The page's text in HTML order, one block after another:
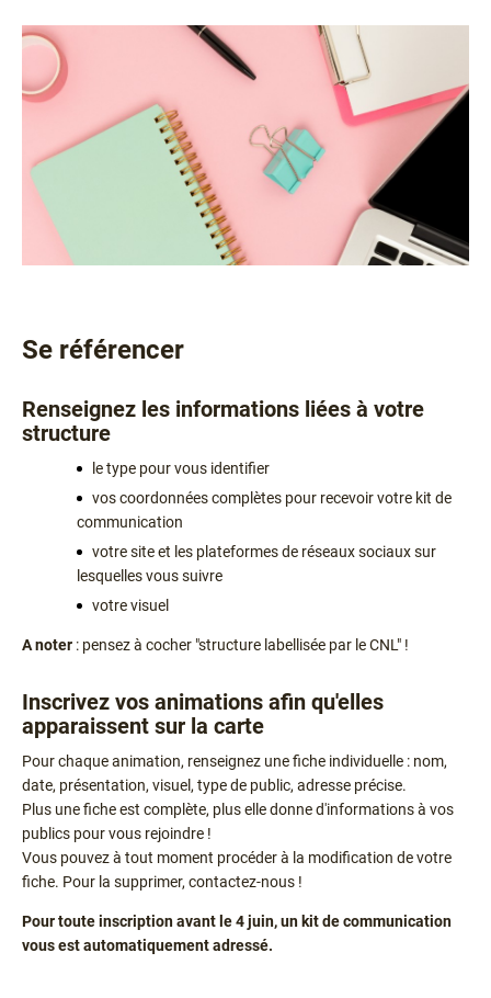
Texte
Se référencer
Renseignez les informations liées à votre
structure
le type pour vous identifier
vos coordonnées complètes pour recevoir votre kit de
communication
votre site et les plateformes de réseaux sociaux sur
lesquelles vous suivre
votre visuel
A noter : pensez à cocher "structure labellisée par le CNL" !
Inscrivez vos animations afin qu'elles
apparaissent sur la carte
Pour chaque animation, renseignez une fiche individuelle : nom,
date, présentation, visuel, type de public, adresse précise.
Plus une fiche est complète, plus elle donne d'informations à vos
publics pour vous rejoindre !
Vous pouvez à tout moment procéder à la modification de votre
fiche. Pour la supprimer, contactez-nous !
Pour toute inscription avant le 4 juin, un kit de communication
vous est automatiquement adressé.